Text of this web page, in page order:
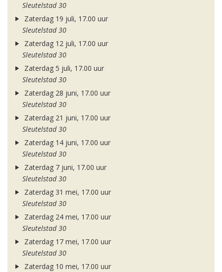
Sleutelstad 30
Zaterdag 19 juli, 17.00 uur
Sleutelstad 30
Zaterdag 12 juli, 17.00 uur
Sleutelstad 30
Zaterdag 5 juli, 17.00 uur
Sleutelstad 30
Zaterdag 28 juni, 17.00 uur
Sleutelstad 30
Zaterdag 21 juni, 17.00 uur
Sleutelstad 30
Zaterdag 14 juni, 17.00 uur
Sleutelstad 30
Zaterdag 7 juni, 17.00 uur
Sleutelstad 30
Zaterdag 31 mei, 17.00 uur
Sleutelstad 30
Zaterdag 24 mei, 17.00 uur
Sleutelstad 30
Zaterdag 17 mei, 17.00 uur
Sleutelstad 30
Zaterdag 10 mei, 17.00 uur